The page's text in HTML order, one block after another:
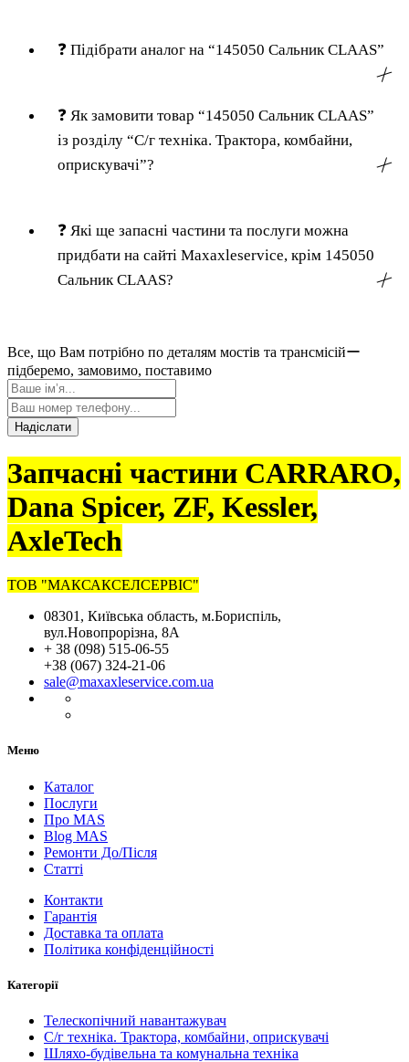
❓ Підібрати аналог на “145050 Сальник CLAAS”
╳
❓ Як замовити товар “145050 Сальник CLAAS”
із розділу “С/г техніка. Трактора, комбайни,
оприскувачі”?
╳
❓ Які ще запасні частини та послуги можна
придбати на сайті Maxaxleservice, крім 145050
Сальник CLAAS?
╳
Все, що Вам потрібно по деталям мостів та трансмісійー
підберемо, замовимо, поставимо
Надіслати
Запчасні частини CARRARO,
Dana Spicer, ZF, Kessler,
AxleTech
ТОВ "МАКСАКСЕЛСЕРВІС"
08301, Київська область, м.Бориспіль,
вул.Новопрорізна, 8А
+ 38 (098) 515-06-55
+38 (067) 324-21-06
sale@maxaxleservice.com.ua
Меню
Каталог
Послуги
Про MAS
Blog MAS
Ремонти До/Після
Статті
Контакти
Гарантія
Доставка та оплата
Політика конфіденційності
Категорії
Телескопічний навантажувач
С/г техніка. Трактора, комбайни, оприскувачі
Шляхо-будівельна та комунальна техніка